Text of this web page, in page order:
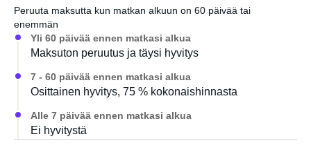
Peruuta maksutta kun matkan alkuun on 60 päivää tai
enemmän
Yli 60 päivää ennen matkasi alkua
Maksuton peruutus ja täysi hyvitys
7 - 60 päivää ennen matkasi alkua
Osittainen hyvitys, 75 % kokonaishinnasta
Alle 7 päivää ennen matkasi alkua
Ei hyvitystä